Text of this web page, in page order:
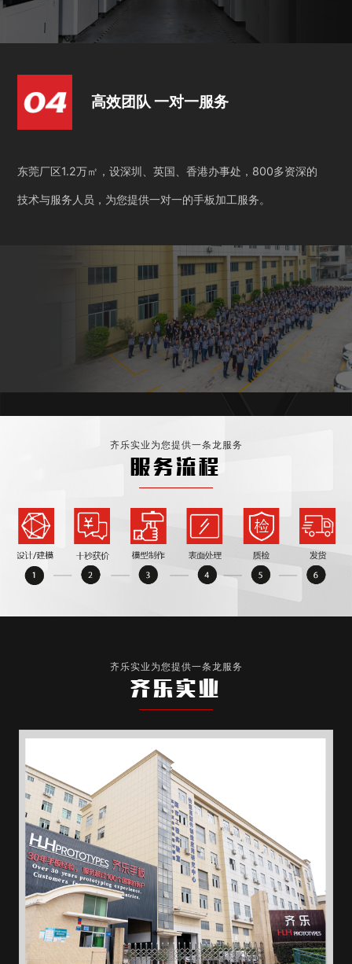
高效团队 一对一服务
东莞厂区1.2万㎡，设深圳、英国、香港办事处，800多资深的
技术与服务人员，为您提供一对一的手板加工服务。
齐乐实业为您提供一条龙服务
服务流程
齐乐实业为您提供一条龙服务
齐乐实业